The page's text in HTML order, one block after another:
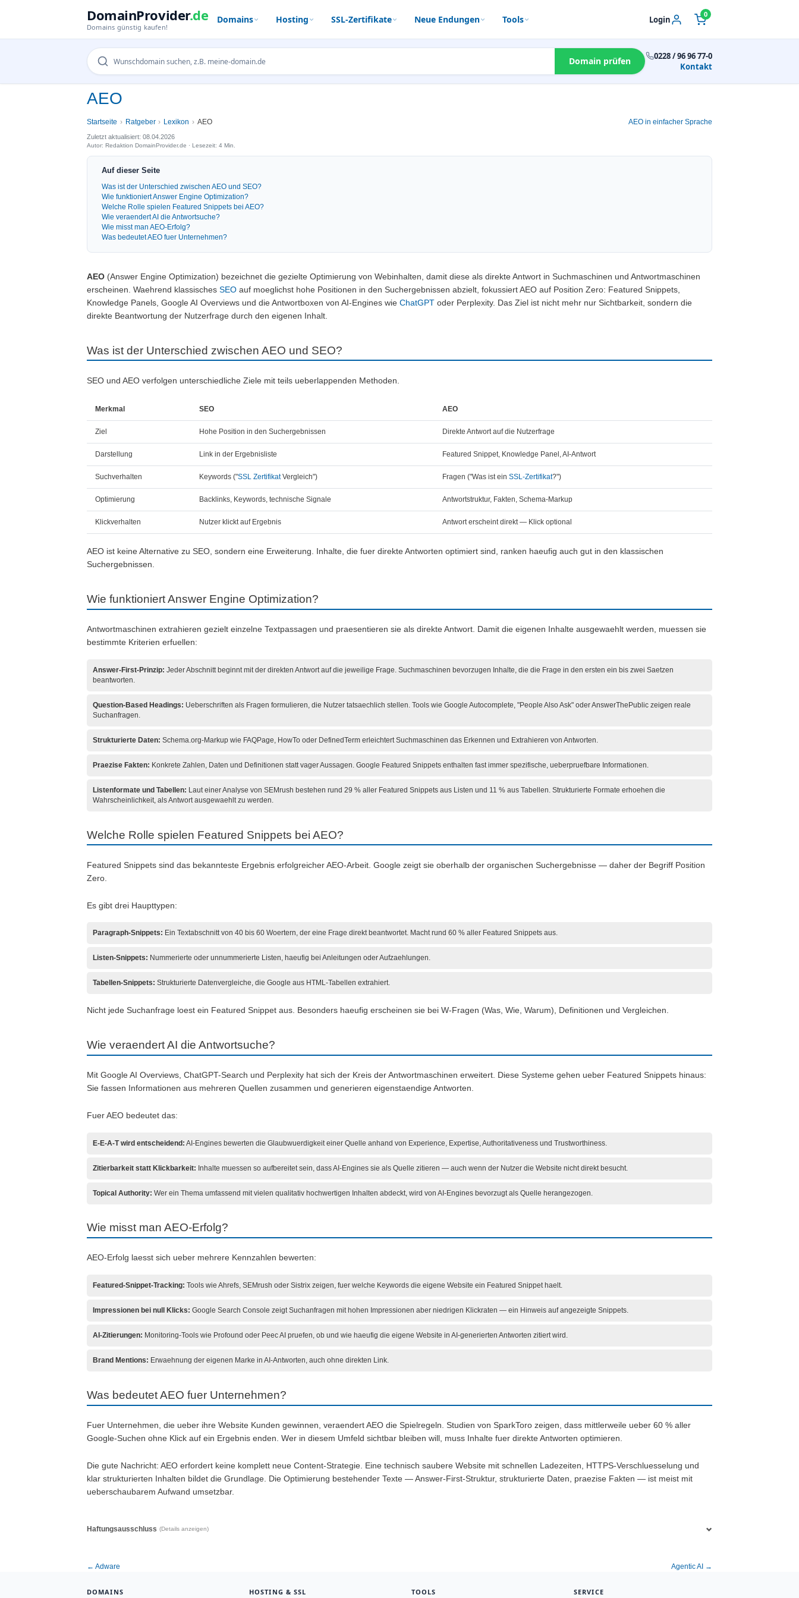
DomainProvider.de
Domains günstig kaufen!
Domains Hosting SSL-Zertifikate Neue Endungen Tools Login 0
Domain prüfen
0228 / 96 96 77-0
Kontakt
AEO
Startseite Ratgeber Lexikon AEO AEO in einfacher Sprache
Zuletzt aktualisiert: 08.04.2026
Autor: Redaktion DomainProvider.de · Lesezeit: 4 Min.
Auf dieser Seite
Was ist der Unterschied zwischen AEO und SEO?
Wie funktioniert Answer Engine Optimization?
Welche Rolle spielen Featured Snippets bei AEO?
Wie veraendert AI die Antwortsuche?
Wie misst man AEO-Erfolg?
Was bedeutet AEO fuer Unternehmen?
AEO (Answer Engine Optimization) bezeichnet die gezielte Optimierung von Webinhalten, damit diese als direkte Antwort in Suchmaschinen und Antwortmaschinen
erscheinen. Waehrend klassisches SEO auf moeglichst hohe Positionen in den Suchergebnissen abzielt, fokussiert AEO auf Position Zero: Featured Snippets,
Knowledge Panels, Google AI Overviews und die Antwortboxen von AI-Engines wie ChatGPT oder Perplexity. Das Ziel ist nicht mehr nur Sichtbarkeit, sondern die
direkte Beantwortung der Nutzerfrage durch den eigenen Inhalt.
Was ist der Unterschied zwischen AEO und SEO?
SEO und AEO verfolgen unterschiedliche Ziele mit teils ueberlappenden Methoden.
Merkmal SEO AEO
Ziel Hohe Position in den Suchergebnissen Direkte Antwort auf die Nutzerfrage
Darstellung Link in der Ergebnisliste Featured Snippet, Knowledge Panel, AI-Antwort
Suchverhalten Keywords ("SSL ZertifikatVergleich") Fragen ("Was ist ein SSL-Zertifikat?")
Optimierung Backlinks, Keywords, technische Signale Antwortstruktur, Fakten, Schema-Markup
Klickverhalten Nutzer klickt auf Ergebnis Antwort erscheint direkt — Klick optional
AEO ist keine Alternative zu SEO, sondern eine Erweiterung. Inhalte, die fuer direkte Antworten optimiert sind, ranken haeufig auch gut in den klassischen
Suchergebnissen.
Wie funktioniert Answer Engine Optimization?
Antwortmaschinen extrahieren gezielt einzelne Textpassagen und praesentieren sie als direkte Antwort. Damit die eigenen Inhalte ausgewaehlt werden, muessen sie
bestimmte Kriterien erfuellen:
Answer-First-Prinzip: Jeder Abschnitt beginnt mit der direkten Antwort auf die jeweilige Frage. Suchmaschinen bevorzugen Inhalte, die die Frage in den ersten ein bis zwei Saetzen
beantworten.
Question-Based Headings: Ueberschriften als Fragen formulieren, die Nutzer tatsaechlich stellen. Tools wie Google Autocomplete, "People Also Ask" oder AnswerThePublic zeigen reale
Suchanfragen.
Strukturierte Daten: Schema.org-Markup wie FAQPage, HowTo oder DefinedTerm erleichtert Suchmaschinen das Erkennen und Extrahieren von Antworten.
Praezise Fakten: Konkrete Zahlen, Daten und Definitionen statt vager Aussagen. Google Featured Snippets enthalten fast immer spezifische, ueberpruefbare Informationen.
Listenformate und Tabellen: Laut einer Analyse von SEMrush bestehen rund 29 % aller Featured Snippets aus Listen und 11 % aus Tabellen. Strukturierte Formate erhoehen die
Wahrscheinlichkeit, als Antwort ausgewaehlt zu werden.
Welche Rolle spielen Featured Snippets bei AEO?
Featured Snippets sind das bekannteste Ergebnis erfolgreicher AEO-Arbeit. Google zeigt sie oberhalb der organischen Suchergebnisse — daher der Begriff Position
Zero.
Es gibt drei Haupttypen:
Paragraph-Snippets: Ein Textabschnitt von 40 bis 60 Woertern, der eine Frage direkt beantwortet. Macht rund 60 % aller Featured Snippets aus.
Listen-Snippets: Nummerierte oder unnummerierte Listen, haeufig bei Anleitungen oder Aufzaehlungen.
Tabellen-Snippets: Strukturierte Datenvergleiche, die Google aus HTML-Tabellen extrahiert.
Nicht jede Suchanfrage loest ein Featured Snippet aus. Besonders haeufig erscheinen sie bei W-Fragen (Was, Wie, Warum), Definitionen und Vergleichen.
Wie veraendert AI die Antwortsuche?
Mit Google AI Overviews, ChatGPT-Search und Perplexity hat sich der Kreis der Antwortmaschinen erweitert. Diese Systeme gehen ueber Featured Snippets hinaus:
Sie fassen Informationen aus mehreren Quellen zusammen und generieren eigenstaendige Antworten.
Fuer AEO bedeutet das:
E-E-A-T wird entscheidend: AI-Engines bewerten die Glaubwuerdigkeit einer Quelle anhand von Experience, Expertise, Authoritativeness und Trustworthiness.
Zitierbarkeit statt Klickbarkeit: Inhalte muessen so aufbereitet sein, dass AI-Engines sie als Quelle zitieren — auch wenn der Nutzer die Website nicht direkt besucht.
Topical Authority: Wer ein Thema umfassend mit vielen qualitativ hochwertigen Inhalten abdeckt, wird von AI-Engines bevorzugt als Quelle herangezogen.
Wie misst man AEO-Erfolg?
AEO-Erfolg laesst sich ueber mehrere Kennzahlen bewerten:
Featured-Snippet-Tracking: Tools wie Ahrefs, SEMrush oder Sistrix zeigen, fuer welche Keywords die eigene Website ein Featured Snippet haelt.
Impressionen bei null Klicks: Google Search Console zeigt Suchanfragen mit hohen Impressionen aber niedrigen Klickraten — ein Hinweis auf angezeigte Snippets.
AI-Zitierungen: Monitoring-Tools wie Profound oder Peec AI pruefen, ob und wie haeufig die eigene Website in AI-generierten Antworten zitiert wird.
Brand Mentions: Erwaehnung der eigenen Marke in AI-Antworten, auch ohne direkten Link.
Was bedeutet AEO fuer Unternehmen?
Fuer Unternehmen, die ueber ihre Website Kunden gewinnen, veraendert AEO die Spielregeln. Studien von SparkToro zeigen, dass mittlerweile ueber 60 % aller
Google-Suchen ohne Klick auf ein Ergebnis enden. Wer in diesem Umfeld sichtbar bleiben will, muss Inhalte fuer direkte Antworten optimieren.
Die gute Nachricht: AEO erfordert keine komplett neue Content-Strategie. Eine technisch saubere Website mit schnellen Ladezeiten, HTTPS-Verschluesselung und
klar strukturierten Inhalten bildet die Grundlage. Die Optimierung bestehender Texte — Answer-First-Struktur, strukturierte Daten, praezise Fakten — ist meist mit
ueberschaubarem Aufwand umsetzbar.
Haftungsausschluss (Details anzeigen)
← Adware Agentic AI →
DOMAINS HOSTING & SSL TOOLS SERVICE